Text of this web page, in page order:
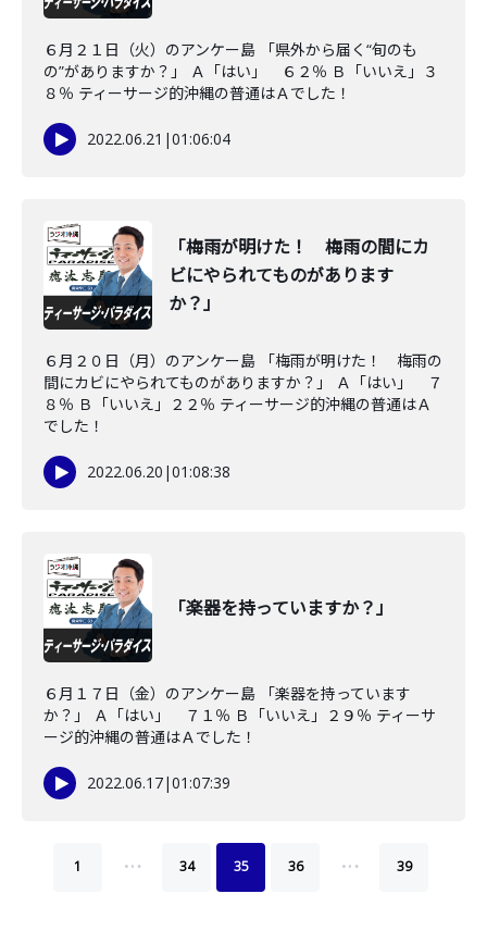
６月２１日（火）のアンケー島 「県外から届く“旬のも
の”がありますか？」 Ａ「はい」 ６２％ Ｂ「いいえ」３
８％ ティーサージ的沖縄の普通はＡでした！
2022.06.21 |01:06:04
「梅雨が明けた！ 梅雨の間にカ
ビにやられてものがあります
か？」
６月２０日（月）のアンケー島 「梅雨が明けた！ 梅雨の
間にカビにやられてものがありますか？」 Ａ「はい」 ７
８％ Ｂ「いいえ」２２％ ティーサージ的沖縄の普通はＡ
でした！
2022.06.20 |01:08:38
「楽器を持っていますか？」
６月１７日（金）のアンケー島 「楽器を持っています
か？」 Ａ「はい」 ７１％ Ｂ「いいえ」２９％ ティーサ
ージ的沖縄の普通はＡでした！
2022.06.17|01:07:39
1 … 34 35 36 … 39